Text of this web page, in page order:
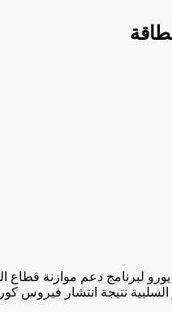
المشاط، وزيرة التعاون الدولى، توقيع اتفاق مع الوكالة الفرنسية للتنمية لتقديم تمويل
نتيجة انتشار فيروس